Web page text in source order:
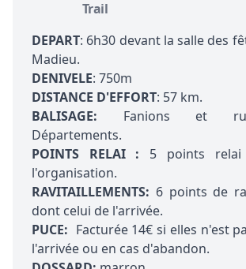
Trail
DEPART: 6h30 devant la salle des
Madieu.
DENIVELE: 750m
DISTANCE D'EFFORT: 57 km.
BALISAGE: Fanions et
Départements.
POINTS RELAI : 5 points
l'organisation.
RAVITAILLEMENTS: 6 points de
dont celui de l'arrivée.
PUCE: Facturée 14€ si elles n'est
l'arrivée ou en cas d'abandon.